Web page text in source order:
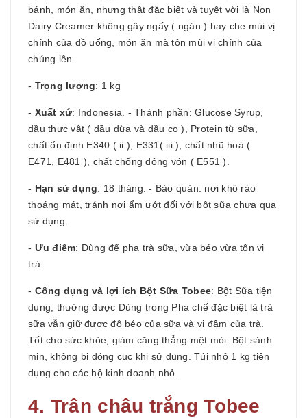
bánh, món ăn, nhưng thật đặc biệt và tuyệt vời là Non
Dairy Creamer không gây ngấy ( ngán ) hay che mùi vị
chính của đồ uống, món ăn mà tôn mùi vị chính của
chúng lên.
- Trọng lượng: 1 kg
- Xuất xứ: Indonesia. - Thành phần: Glucose Syrup,
dầu thực vật ( dầu dừa và dầu cọ ), Protein từ sữa,
chất ổn định E340 ( ii ), E331( iii ), chất nhũ hoá (
E471, E481 ), chất chống đông vón ( E551 ).
- Hạn sử dụng: 18 tháng. - Bảo quản: nơi khô ráo
thoáng mát, tránh nơi ẩm ướt đối với bột sữa chưa qua
sử dụng.
- Ưu điểm: Dùng để pha trà sữa, vừa béo vừa tôn vị
trà
- Công dụng và lợi ích Bột Sữa Tobee: Bột Sữa tiện
dụng, thường được Dùng trong Pha chế đặc biệt là trà
sữa vẫn giữ được độ béo của sữa và vị đậm của trà.
Tốt cho sức khỏe, giảm căng thẳng mệt mỏi. Bột sánh
mịn, không bị đóng cục khi sử dụng. Túi nhỏ 1 kg tiện
dụng cho các hộ kinh doanh nhỏ.
4. Trân châu trắng Tobee